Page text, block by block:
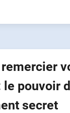
pouvoir
secret